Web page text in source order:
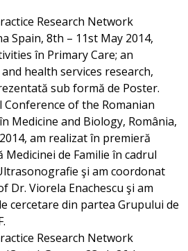
Research Network
Spain, 8th – 11st May 2014,
în Primary Care; an
health services research,
sub formă de Poster.
Conference of the Romanian
Medicine and Biology, România,
am realizat în premieră
Medicinei de Familie în cadrul
şi am coordonat
Dr. Viorela Enachescu şi am
cercetare din partea Grupului de
Research Network